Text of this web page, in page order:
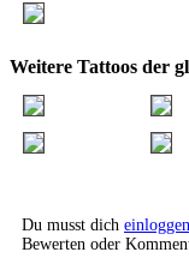
Weitere Tattoos der
Du musst dich einloggen
Bewerten oder